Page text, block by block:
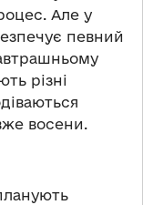
Але у
певний
різні
восени.